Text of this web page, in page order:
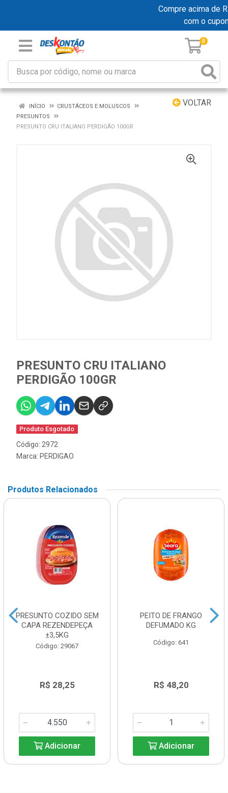
Compre acima de
com o
0
VOLTAR
INÍCIO
CRUSTÁCEOS E MOLUSCOS
PRESUNTOS
PRESUNTO CRU ITALIANO PERDIGÃO 100GR
PRESUNTO CRU ITALIANO
PERDIGÃO 100GR
Produto Esgotado
Código: 2972
Marca: PERDIGAO
Produtos Relacionados
PRESUNTO COZIDO SEM
CAPA REZENDEPEÇA
±3,5KG
Código: 29067
R$ 28,25
Adicionar
PEITO DE FRANGO
DEFUMADO KG
Código: 641
R$ 48,20
Adicionar